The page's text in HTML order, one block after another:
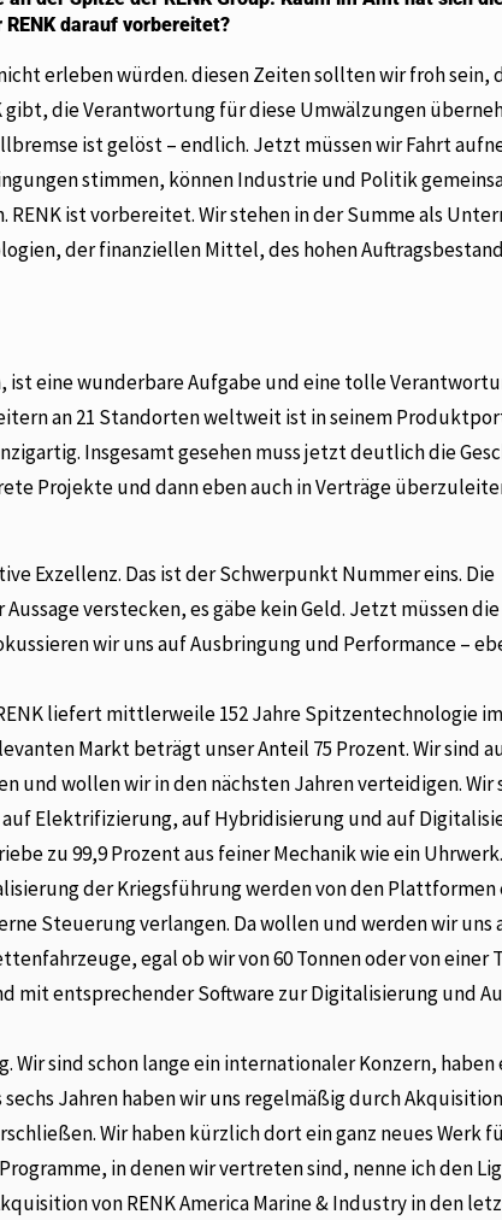
darauf vorbereitet?
erleben würden. diesen Zeiten sollten wir froh sein,
die Verantwortung für diese Umwälzungen
ist gelöst – endlich. Jetzt müssen wir Fahrt
stimmen, können Industrie und Politik
ist vorbereitet. Wir stehen in der Summe als
der finanziellen Mittel, des hohen
eine wunderbare Aufgabe und eine tolle
an 21 Standorten weltweit ist in seinem
Insgesamt gesehen muss jetzt deutlich die
Projekte und dann eben auch in Verträge
Exzellenz. Das ist der Schwerpunkt Nummer eins. Die
verstecken, es gäbe kein Geld. Jetzt müssen
wir uns auf Ausbringung und Performance –
liefert mittlerweile 152 Jahre Spitzentechnologie
Markt beträgt unser Anteil 75 Prozent. Wir sind
und wollen wir in den nächsten Jahren verteidigen. Wir
auf Elektrifizierung, auf Hybridisierung und auf
zu 99,9 Prozent aus feiner Mechanik wie ein
der Kriegsführung werden von den Plattformen
Steuerung verlangen. Da wollen und werden wir uns
egal ob wir von 60 Tonnen oder von einer
mit entsprechender Software zur Digitalisierung und
sind schon lange ein internationaler Konzern, haben
Jahren haben wir uns regelmäßig durch
Wir haben kürzlich dort ein ganz neues Werk
in denen wir vertreten sind, nenne ich den
von RENK America Marine & Industry in den